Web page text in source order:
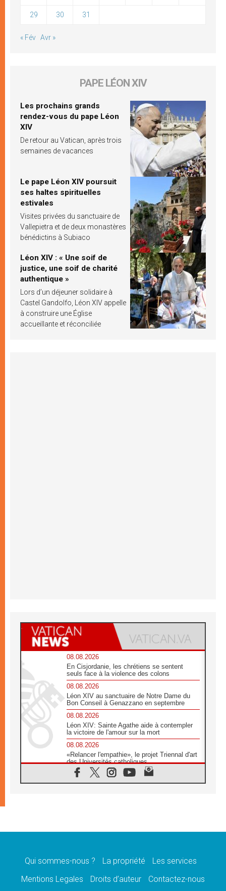
29 30 31
« Fév Avr »
PAPE LÉON XIV
Les prochains grands
rendez-vous du pape Léon
XIV
De retour au Vatican, après trois
semaines de vacances
Le pape Léon XIV poursuit
ses haltes spirituelles
estivales
Visites privées du sanctuaire de
Vallepietra et de deux monastères
bénédictins à Subiaco
Léon XIV : « Une soif de
justice, une soif de charité
authentique »
Lors d’un déjeuner solidaire à
Castel Gandolfo, Léon XIV appelle
à construire une Église
accueillante et réconciliée
08.08.2026
En Cisjordanie, les chrétiens se sentent
seuls face à la violence des colons
08.08.2026
Léon XIV au sanctuaire de Notre Dame du
Bon Conseil à Genazzano en septembre
08.08.2026
Léon XIV: Sainte Agathe aide à contempler
la victoire de l'amour sur la mort
08.08.2026
«Relancer l'empathie», le projet Triennal d'art
des Universités catholiques
08.08.2026
Signis 2026, donner la parole aux religieuses
07.08.2026
07.08.2026
de l'Assomption et mémoire nationale
Qui sommes-nous ? La propriété
Les services
Mentions Legales
Droits d’auteur Contactez-nous